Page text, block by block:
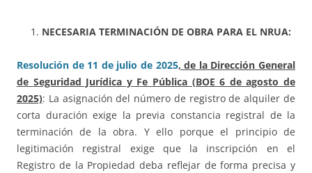
NECESARIA TERMINACIÓN DE OBRA PARA EL NRUA:
Resolución de 11 de julio de 2025, de la Dirección General
de Seguridad Jurídica y Fe Pública (BOE 6 de agosto de
2025): La asignación del número de registro de alquiler de
corta duración exige la previa constancia registral de la
terminación de la obra. Y ello porque el principio de
legitimación registral exige que la inscripción en el
Registro de la Propiedad deba reflejar de forma precisa y